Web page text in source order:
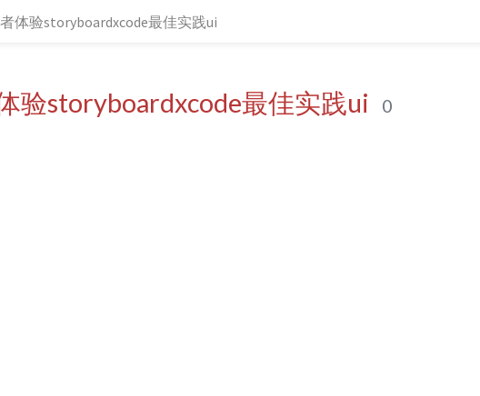
体验storyboardxcode最佳实践ui
验storyboardxcode最佳实践ui 0